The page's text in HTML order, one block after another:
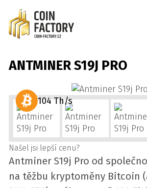
ANTMINER S19J PRO
104 Th/s
Našel jsi lepší cenu?
Antminer S19j Pro od
na těžbu kryptoměny Bitcoin